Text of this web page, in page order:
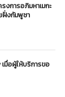
รงการอภิมหาเมกะ
ฝั่งกัมพูชา
เมื่อผู้ให้บริการขอ